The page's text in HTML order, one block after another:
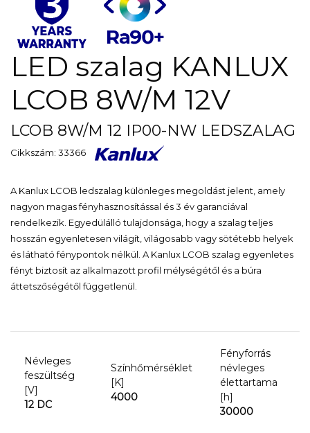
LED szalag KANLUX
LCOB 8W/M 12V
LCOB 8W/M 12 IP00-NW LEDSZALAG
Cikkszám: 33366
A Kanlux LCOB ledszalag különleges megoldást jelent, amely
nagyon magas fényhasznosítással és 3 év garanciával
rendelkezik. Egyedülálló tulajdonsága, hogy a szalag teljes
hosszán egyenletesen világít, világosabb vagy sötétebb helyek
és látható fénypontok nélkül. A Kanlux LCOB szalag egyenletes
fényt biztosít az alkalmazott profil mélységétől és a búra
áttetszőségétől függetlenül.
Névleges
feszültség
[V]
12 DC
Színhőmérséklet
[K]
4000
Fényforrás
névleges
élettartama
[h]
30000